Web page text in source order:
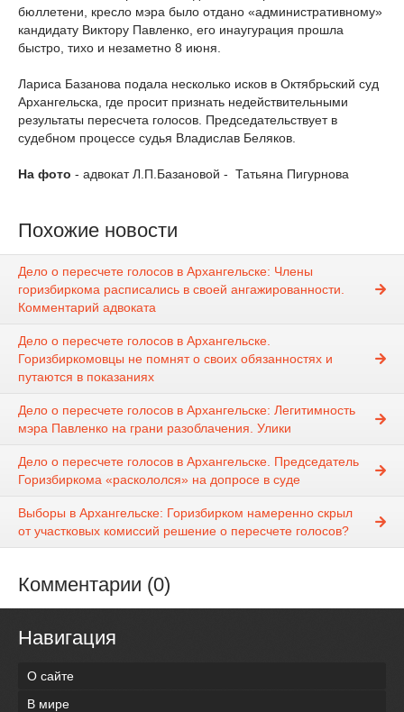
бюллетени, кресло мэра было отдано «административному»
кандидату Виктору Павленко, его инаугурация прошла
быстро, тихо и незаметно 8 июня.
Лариса Базанова подала несколько исков в Октябрьский суд
Архангельска, где просит признать недействительными
результаты пересчета голосов. Председательствует в
судебном процессе судья Владислав Беляков.
На фото - адвокат Л.П.Базановой - Татьяна Пигурнова
Похожие новости
Дело о пересчете голосов в Архангельске: Члены
горизбиркома расписались в своей ангажированности.
Комментарий адвоката
Дело о пересчете голосов в Архангельске.
Горизбиркомовцы не помнят о своих обязанностях и
путаются в показаниях
Дело о пересчете голосов в Архангельске: Легитимность
мэра Павленко на грани разоблачения. Улики
Дело о пересчете голосов в Архангельске. Председатель
Горизбиркома «раскололся» на допросе в суде
Выборы в Архангельске: Горизбирком намеренно скрыл
от участковых комиссий решение о пересчете голосов?
Комментарии (0)
Навигация
О сайте
В мире